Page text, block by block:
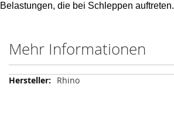
Belastungen, die bei Schleppen auftreten.
Mehr Informationen
Mehr
Rhino